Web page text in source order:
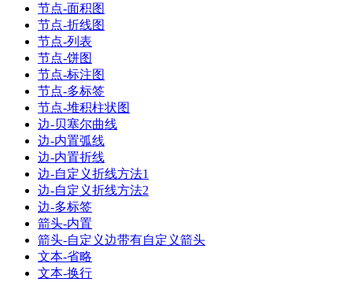
节点-面积图
节点-折线图
节点-列表
节点-饼图
节点-标注图
节点-多标签
节点-堆积柱状图
边-贝塞尔曲线
边-内置弧线
边-内置折线
边-自定义折线方法1
边-自定义折线方法2
边-多标签
箭头-内置
箭头-自定义边带有自定义箭头
文本-省略
文本-换行